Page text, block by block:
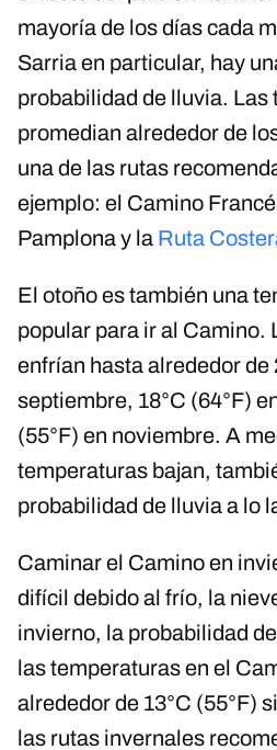
mayoría de los días cada
Sarria en particular, hay
probabilidad de lluvia. Las
promedian alrededor de
una de las rutas
ejemplo: el Camino
Pamplona y la Ruta
El otoño es también una
popular para ir al Camino.
enfrían hasta alrededor de
septiembre, 18°C (64°F)
(55°F) en noviembre. A
temperaturas bajan,
probabilidad de lluvia a lo
Caminar el Camino en
difícil debido al frío, la
invierno, la probabilidad
las temperaturas en el
alrededor de 13°C (55°F)
las rutas invernales